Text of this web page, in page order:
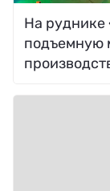
На руднике
подъемную